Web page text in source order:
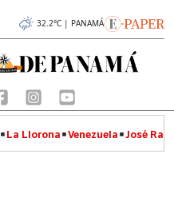
32.2°C | PANAMÁ
La Llorona Venezuela José